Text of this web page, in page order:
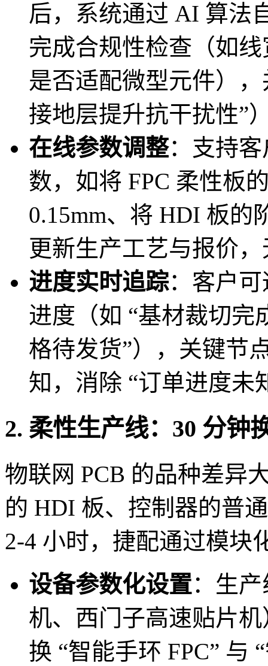
后，系统通过 AI 算法
完成合规性检查（如
是否适配微型元件）
接地层提升抗干扰性”
在线参数调整：支持
数，如将 FPC 柔性板
0.15mm、将 HDI 板的
更新生产工艺与报价
进度实时追踪：客户
进度（如 “基材裁切完
格待发货”），关键节
知，消除 “订单进度未
2. 柔性生产线：30 分钟
物联网 PCB 的品种差异
的 HDI 板、控制器的普
2-4 小时，捷配通过模块
设备参数化设置：生
机、西门子高速贴片
换 “智能手环 FPC” 与